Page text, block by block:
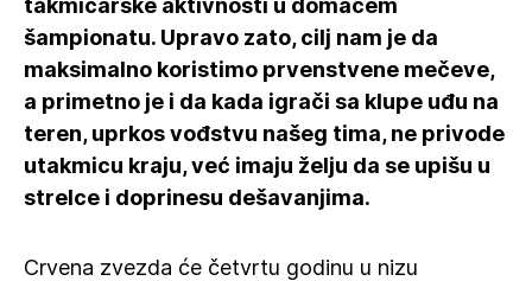
takmičarske aktivnosti u domaćem
šampionatu. Upravo zato, cilj nam je da
maksimalno koristimo prvenstvene mečeve,
a primetno je i da kada igrači sa klupe uđu na
teren, uprkos vođstvu našeg tima, ne privode
utakmicu kraju, već imaju želju da se upišu u
strelce i doprinesu dešavanjima.
Crvena zvezda će četvrtu godinu u nizu